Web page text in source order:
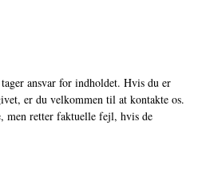
ansvar for indholdet. Hvis du er
er du velkommen til at kontakte os.
retter faktuelle fejl, hvis de